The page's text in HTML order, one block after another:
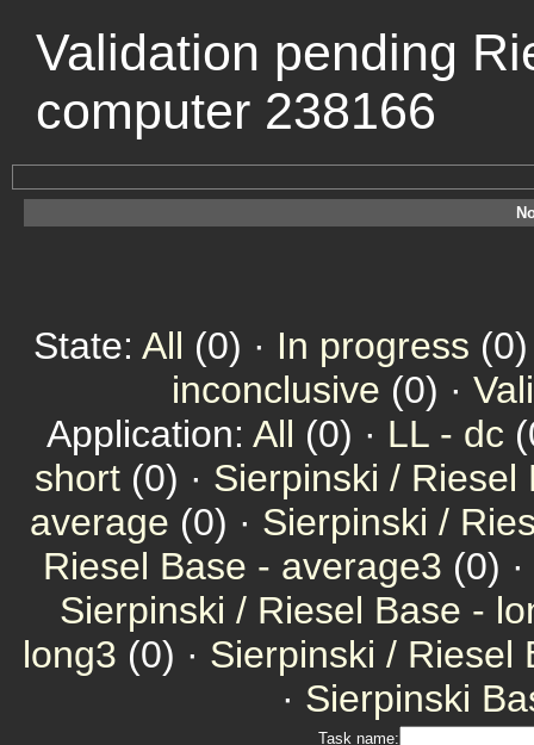
Validation pending
computer 238166
State: All (0) · In progress
inconclusive (0) ·
Application: All (0) · LL - dc
short (0) · Sierpinski / Riesel
average (0) · Sierpinski /
Riesel Base - average3 (0) ·
Sierpinski / Riesel Base -
long3 (0) · Sierpinski / Riesel
· Sierpinski
Task name: